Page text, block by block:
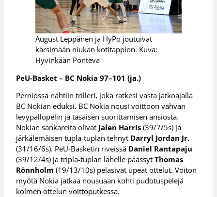
August Leppänen ja HyPo joutuivat
kärsimään niukan kotitappion. Kuva:
Hyvinkään Ponteva
PeU-Basket – BC Nokia 97–101 (ja.)
Perniössä nähtiin trilleri, joka ratkesi vasta jatkoajalla
BC Nokian eduksi. BC Nokia nousi voittoon vahvan
levypallopelin ja tasaisen suorittamisen ansiosta.
Nokian sankareita olivat Jalen Harris (39/7/5s) ja
järkälemäisen tupla-tuplan tehnyt Darryl Jordan Jr.
(31/16/6s). PeU-Basketin riveissä Daniel Rantapaju
(39/12/4s) ja tripla-tuplan lähelle päässytThomas
Rönnholm (19/13/10s) pelasivat upeat ottelut. Voiton
myötä Nokia jatkaa nousuaan kohti pudotuspelejä
kolmen ottelun voittoputkessa.